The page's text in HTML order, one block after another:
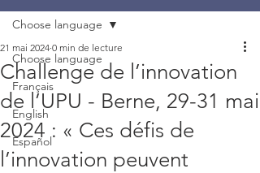
Choose language
Français
English
Español
Choose language
Challenge de l’innovation
de l’UPU - Berne, 29-31 mai
2024 : « Ces défis de
l’innovation peuvent
21 mai 2024 0 min de lecture